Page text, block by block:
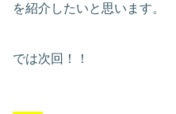
を紹介したいと思います。
では次回！！